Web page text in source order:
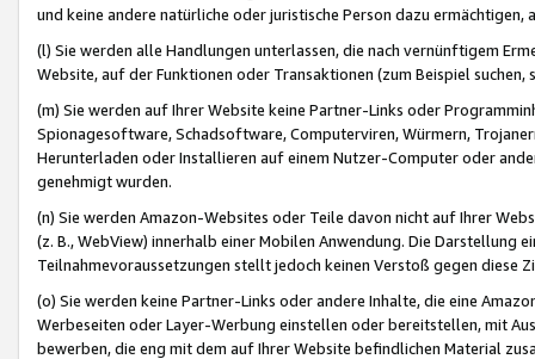
und keine andere natürliche oder juristische Person dazu
(l) Sie werden alle Handlungen unterlassen, die nach vernünftigem
Website, auf der Funktionen oder Transaktionen (zum Beispiel
(m) Sie werden auf Ihrer Website keine Partner-Links oder
Spionagesoftware, Schadsoftware, Computerviren, Würmern,
Herunterladen oder Installieren auf einem Nutzer-Computer oder
genehmigt wurden.
(n) Sie werden Amazon-Websites oder Teile davon nicht auf Ihrer
(z. B., WebView) innerhalb einer Mobilen Anwendung. Die Darstellung
Teilnahmevoraussetzungen stellt jedoch keinen Verstoß gegen diese
(o) Sie werden keine Partner-Links oder andere Inhalte, die eine
Werbeseiten oder Layer-Werbung einstellen oder bereitstellen, mit
bewerben, die eng mit dem auf Ihrer Website befindlichen Material